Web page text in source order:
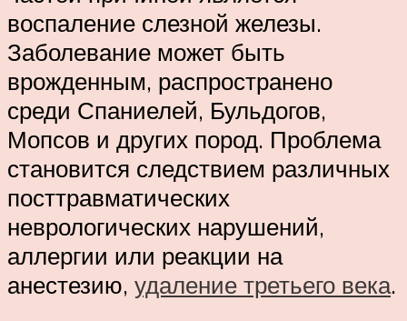
воспаление слезной железы.
Заболевание может быть
врожденным, распространено
среди Спаниелей, Бульдогов,
Мопсов и других пород. Проблема
становится следствием различных
посттравматических
неврологических нарушений,
аллергии или реакции на
анестезию, удаление третьего века.